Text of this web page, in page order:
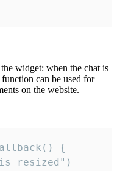
widget: when the chat is
can be used for
on the website.
{
resized")